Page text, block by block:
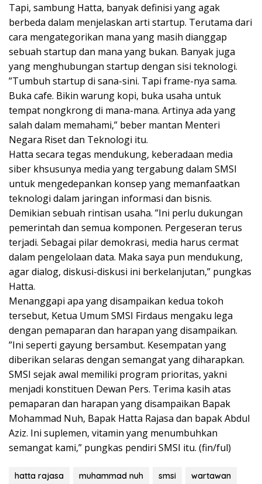
Tapi, sambung Hatta, banyak definisi yang agak
berbeda dalam menjelaskan arti startup. Terutama dari
cara mengategorikan mana yang masih dianggap
sebuah startup dan mana yang bukan. Banyak juga
yang menghubungan startup dengan sisi teknologi.
”Tumbuh startup di sana-sini. Tapi frame-nya sama.
Buka cafe. Bikin warung kopi, buka usaha untuk
tempat nongkrong di mana-mana. Artinya ada yang
salah dalam memahami,” beber mantan Menteri
Negara Riset dan Teknologi itu.
Hatta secara tegas mendukung, keberadaan media
siber khsusunya media yang tergabung dalam SMSI
untuk mengedepankan konsep yang memanfaatkan
teknologi dalam jaringan informasi dan bisnis.
Demikian sebuah rintisan usaha. ”Ini perlu dukungan
pemerintah dan semua komponen. Pergeseran terus
terjadi. Sebagai pilar demokrasi, media harus cermat
dalam pengelolaan data. Maka saya pun mendukung,
agar dialog, diskusi-diskusi ini berkelanjutan,” pungkas
Hatta.
Menanggapi apa yang disampaikan kedua tokoh
tersebut, Ketua Umum SMSI Firdaus mengaku lega
dengan pemaparan dan harapan yang disampaikan.
”Ini seperti gayung bersambut. Kesempatan yang
diberikan selaras dengan semangat yang diharapkan.
SMSI sejak awal memiliki program prioritas, yakni
menjadi konstituen Dewan Pers. Terima kasih atas
pemaparan dan harapan yang disampaikan Bapak
Mohammad Nuh, Bapak Hatta Rajasa dan bapak Abdul
Aziz. Ini suplemen, vitamin yang menumbuhkan
semangat kami,” pungkas pendiri SMSI itu. (fin/ful)
hatta rajasa muhammad nuh smsi wartawan